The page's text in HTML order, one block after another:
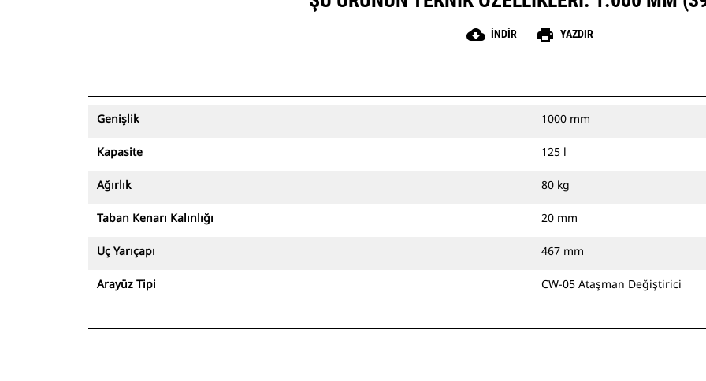
cloud_download İNDIR print YAZDIR
Genişlik 1000 mm
Kapasite 125 l
Ağırlık 80 kg
Taban Kenarı Kalınlığı 20 mm
Uç Yarıçapı 467 mm
Arayüz Tipi CW-05 Ataşman Değiştirici